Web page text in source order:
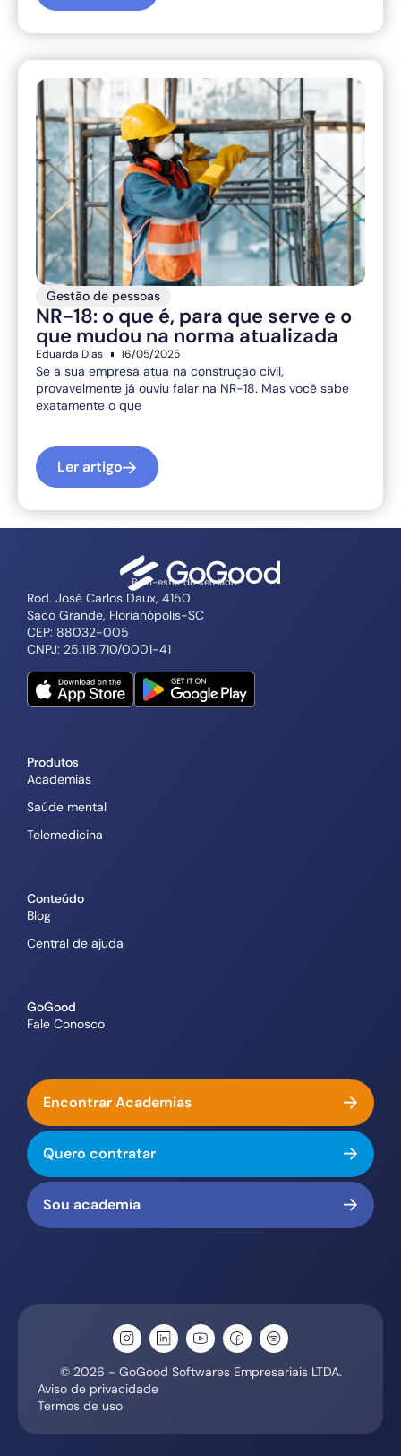
Gestão de pessoas
NR-18: o que é, para que serve e o
que mudou na norma atualizada
Eduarda Dias 16/05/2025
Se a sua empresa atua na construção civil,
provavelmente já ouviu falar na NR-18. Mas você sabe
exatamente o que
Ler artigo
Bem-estar do seu lado
Rod. José Carlos Daux, 4150
Saco Grande, Florianópolis-SC
CEP: 88032-005
CNPJ: 25.118.710/0001-41
Produtos
Academias
Saúde mental
Telemedicina
Conteúdo
Blog
Central de ajuda
GoGood
Fale Conosco
Encontrar Academias
Quero contratar
Sou academia
© 2026 - GoGood Softwares Empresariais LTDA.
Aviso de privacidade
Termos de uso